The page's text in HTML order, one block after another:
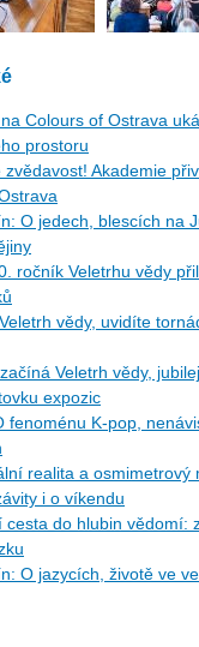
Colours of Ostrava
prostoru
zvědavost! Akademie
O jedech, blescích na
ročník Veletrhu vědy
vědy, uvidíte
Veletrh vědy,
expozic
fenoménu K-pop,
realita a osmimetrový
i o víkendu
cesta do hlubin vědomí:
O jazycích, životě ve